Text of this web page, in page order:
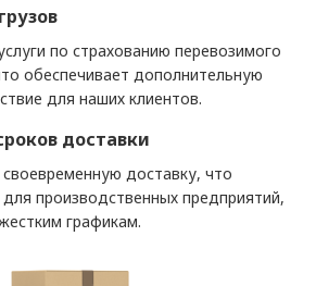
по страхованию перевозимого
обеспечивает дополнительную
для наших клиентов.
доставки
доставку, что
производственных предприятий,
графикам.